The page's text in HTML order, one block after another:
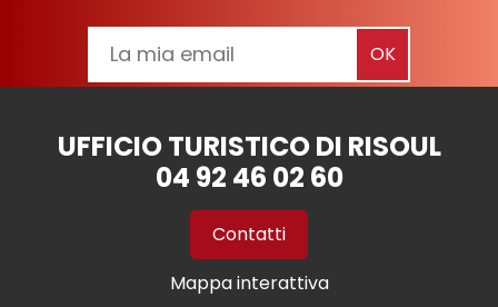
UFFICIO TURISTICO DI RISOUL
04 92 46 02 60
Contatti
Mappa interattiva